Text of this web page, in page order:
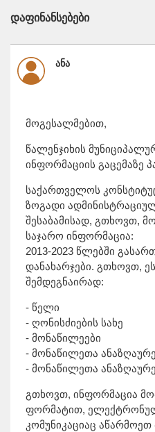
დაფინანსებები
ანა
მოგესალმებით,
წალენჯიხის
ინფორმაციის გაცემაზე
საქართველოს
ზოგადი
შესაბამისად, გთხოვთ,
საჯარო ინფორმაცია:
2013-2023 წლებში
დანახარჯები. გთხოვთ,
შემდეგნაირად:
- წელი
- ღონისძიების სახე
- მონაწილეები
- მონაწილეთა
- მონაწილეთა
გთხოვთ, ინფორმაცია
ფორმატით,
კომუნიკაციაც